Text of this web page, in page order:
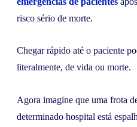
risco sério de morte.
Chegar rápido até o paciente
literalmente, de vida ou morte.
Agora imagine que uma frota
determinado hospital está